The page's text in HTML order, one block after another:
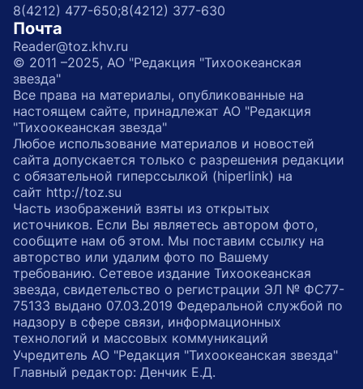
8(4212) 477-650;8(4212) 377-630
Почта
Reader@toz.khv.ru
© 2011 –2025, АО "Редакция "Тихоокеанская
звезда"
Все права на материалы, опубликованные на
настоящем сайте, принадлежат АО "Редакция
"Тихоокеанская звезда"
Любое использование материалов и новостей
сайта допускается только с разрешения редакции
с обязательной гиперссылкой (hiperlink) на
сайт http://toz.su
Часть изображений взяты из открытых
источников. Если Вы являетесь автором фото,
сообщите нам об этом. Мы поставим ссылку на
авторство или удалим фото по Вашему
требованию. Сетевое издание Тихоокеанская
звезда, свидетельство о регистрации ЭЛ № ФС77-
75133 выдано 07.03.2019 Федеральной службой по
надзору в сфере связи, информационных
технологий и массовых коммуникаций
Учредитель АО "Редакция "Тихоокеанская звезда"
Главный редактор: Денчик Е.Д.